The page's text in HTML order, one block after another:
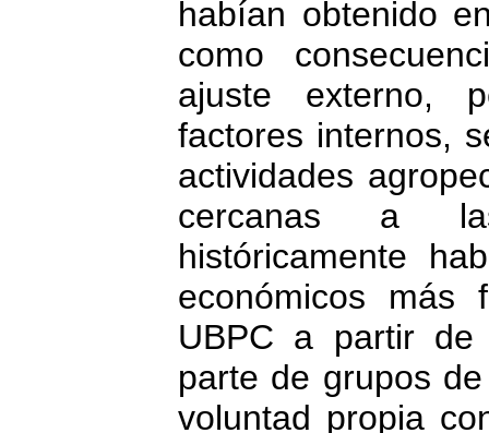
habían obtenido
como
ajuste externo,
factores internos,
actividades
cercanas a
históricamente
económicos más
UBPC a partir de
parte de grupos
voluntad propia